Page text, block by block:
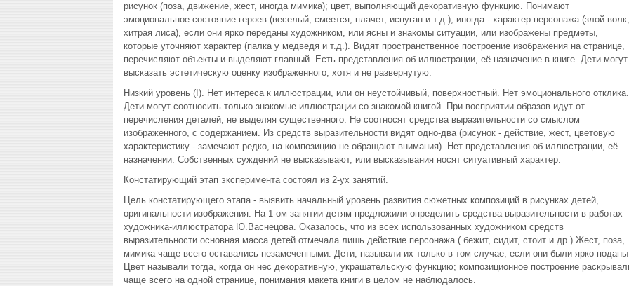
рисунок (поза, движение, жест, иногда мимика); цвет, выполняющий декоративную функцию. Понимают
эмоциональное состояние героев (веселый, смеется, плачет, испуган и т.д.), иногда - характер персонажа (злой волк,
хитрая лиса), если они ярко переданы художником, или ясны и знакомы ситуации, или изображены предметы,
которые уточняют характер (палка у медведя и т.д.). Видят пространственное построение изображения на странице,
перечисляют объекты и выделяют главный. Есть представления об иллюстрации, её назначение в книге. Дети могут
высказать эстетическую оценку изображенного, хотя и не развернутую.
Низкий уровень (I). Нет интереса к иллюстрации, или он неустойчивый, поверхностный. Нет эмоционального отклика.
Дети могут соотносить только знакомые иллюстрации со знакомой книгой. При восприятии образов идут от
перечисления деталей, не выделяя существенного. Не соотносят средства выразительности со смыслом
изображенного, с содержанием. Из средств выразительности видят одно-два (рисунок - действие, жест, цветовую
характеристику - замечают редко, на композицию не обращают внимания). Нет представления об иллюстрации, её
назначении. Собственных суждений не высказывают, или высказывания носят ситуативный характер.
Констатирующий этап эксперимента состоял из 2-ух занятий.
Цель констатирующего этапа - выявить начальный уровень развития сюжетных композиций в рисунках детей,
оригинальности изображения. На 1-ом занятии детям предложили определить средства выразительности в работах
художника-иллюстратора Ю.Васнецова. Оказалось, что из всех использованных художником средств
выразительности основная масса детей отмечала лишь действие персонажа ( бежит, сидит, стоит и др.) Жест, поза,
мимика чаще всего оставались незамеченными. Дети, называли их только в том случае, если они были ярко
Цвет называли тогда, когда он нес декоративную, украшательскую функцию; композиционное построение
чаще всего на одной странице, понимания макета книги в целом не наблюдалось.